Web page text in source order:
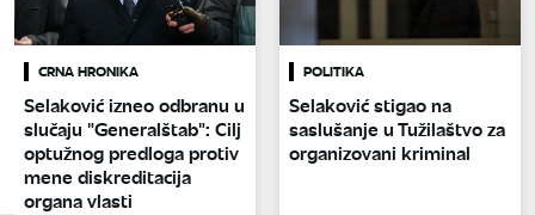
CRNA HRONIKA
Selaković izneo odbranu u
slučaju "Generalštab": Cilj
optužnog predloga protiv
mene diskreditacija
organa vlasti
POLITIKA
Selaković stigao na
saslušanje u Tužilaštvo za
organizovani kriminal